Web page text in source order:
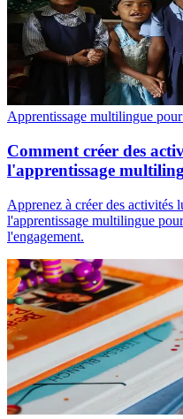
Apprentissage multilingue
Comment créer des
l'apprentissage
Apprenez à créer des activités
l'apprentissage multilingue
l'engagement.